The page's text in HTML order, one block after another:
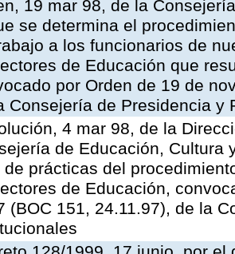
19 mar 98, de la
se determina el
a los funcionarios de
de Educación que
por Orden de 19 de
Consejería de Presidencia y
4 mar 98, de la
de Educación, Cultura
de prácticas del
de Educación,
(BOC 151, 24.11.97), de la